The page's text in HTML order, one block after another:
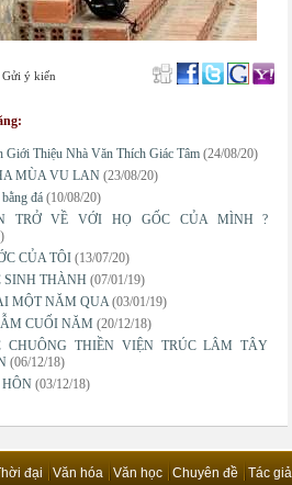
ý kiến
Giới Thiệu Nhà Văn Thích Giác Tâm (24/08/20)
MÙA VU LAN (23/08/20)
đá (10/08/20)
TRỞ VỀ VỚI HỌ GỐC CỦA MÌNH ?
CỦA TÔI (13/07/20)
THÀNH (07/01/19)
MỘT NĂM QUA (03/01/19)
CUỐI NĂM (20/12/18)
CHUÔNG THIỀN VIỆN TRÚC LÂM TÂY
(06/12/18)
(03/12/18)
đại Văn hóa Văn học Chuyên đề Tác